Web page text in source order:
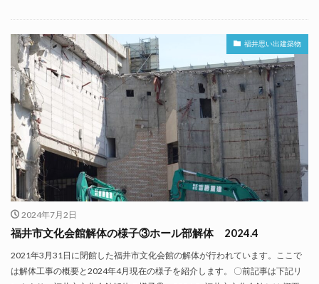
福井思い出建築物
2024年7月2日
福井市文化会館解体の様子③ホール部解体 2024.4
2021年3月31日に閉館した福井市文化会館の解体が行われています。ここで
は解体工事の概要と2024年4月現在の様子を紹介します。 〇前記事は下記リ